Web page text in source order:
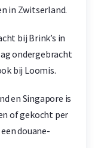
in Zwitserland.
bij Brink’s in
ondergebracht
bij Loomis.
en Singapore is
of gekocht per
douane-